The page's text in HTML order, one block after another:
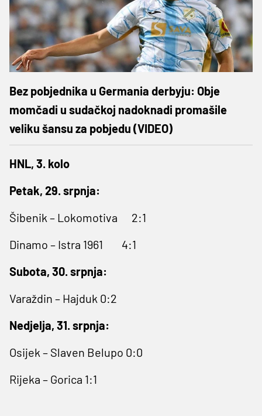
Bez pobjednika u Germania derbyju: Obje
momčadi u sudačkoj nadoknadi promašile
veliku šansu za pobjedu (VIDEO)
HNL, 3. kolo
Petak, 29. srpnja:
Šibenik – Lokomotiva 2:1
Dinamo – Istra 1961 4:1
Subota, 30. srpnja:
Varaždin – Hajduk 0:2
Nedjelja, 31. srpnja:
Osijek – Slaven Belupo 0:0
Rijeka – Gorica 1:1